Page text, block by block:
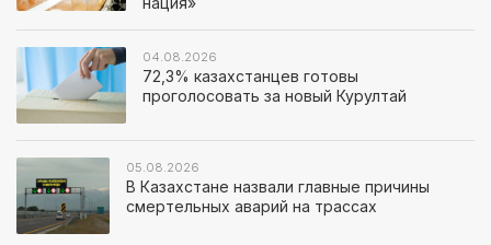
04.08.2026
72,3% казахстанцев готовы
проголосовать за новый Курултай
05.08.2026
В Казахстане назвали главные причины
смертельных аварий на трассах